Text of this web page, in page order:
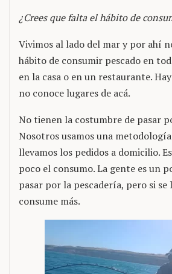
¿Crees que falta el hábito de
Vivimos al lado del mar y por ahí
hábito de consumir pescado en
en la casa o en un restaurante.
no conoce lugares de acá.
No tienen la costumbre de pasar
Nosotros usamos una
llevamos los pedidos a domicilio.
poco el consumo. La gente es un
pasar por la pescadería, pero si se
consume más.